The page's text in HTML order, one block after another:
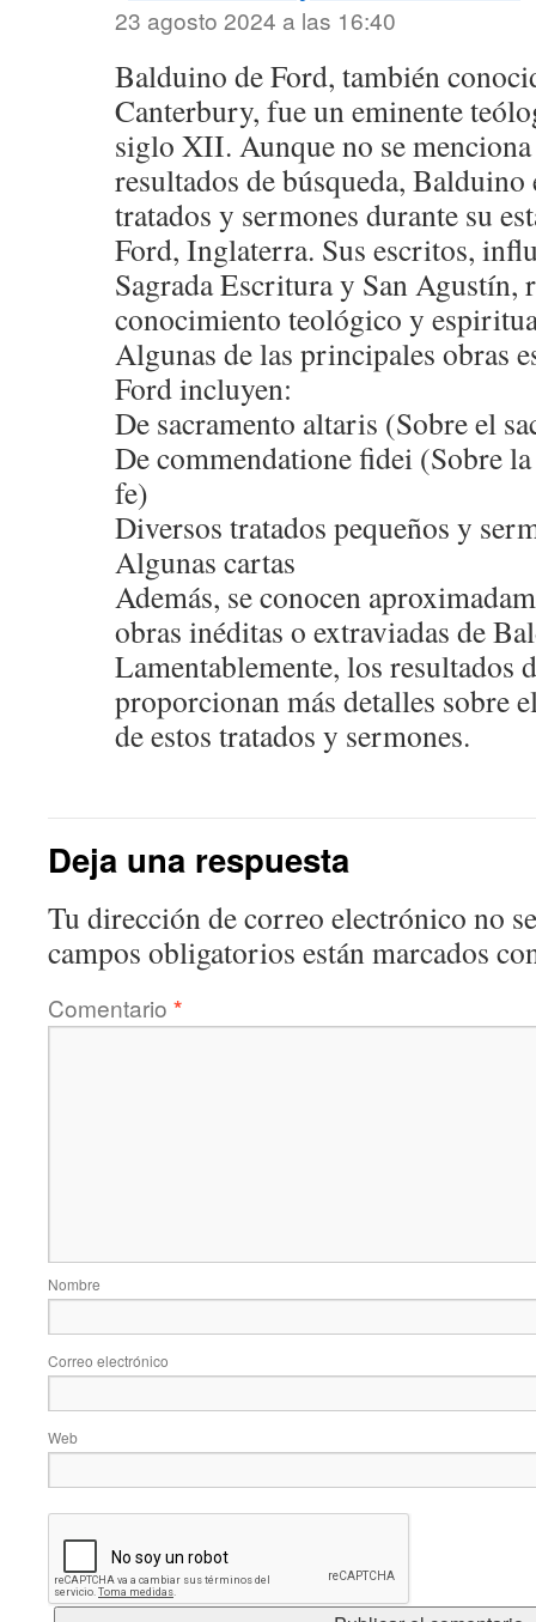
23 agosto 2024 a las 16:40
Balduino de Ford, también
Canterbury, fue un eminente
siglo XII. Aunque no se
resultados de búsqueda,
tratados y sermones durante su
Ford, Inglaterra. Sus escritos,
Sagrada Escritura y San Agustín,
conocimiento teológico y
Algunas de las principales obras
Ford incluyen:
De sacramento altaris (Sobre el
De commendatione fidei (Sobre
fe)
Diversos tratados pequeños y
Algunas cartas
Además, se conocen
obras inéditas o extraviadas de
Lamentablemente, los resultados
proporcionan más detalles sobre
de estos tratados y sermones.
Deja una respuesta
Tu dirección de correo electrónico no
campos obligatorios están marcados
Comentario *
Nombre
Correo electrónico
Web